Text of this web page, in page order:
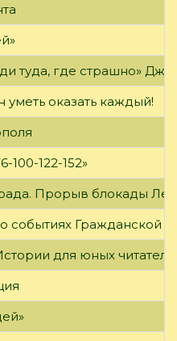
туда, где страшно»
оказать каждый!
122-152»
Прорыв блокады
событиях Гражданской
для юных